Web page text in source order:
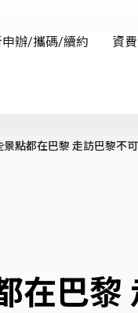
景點都在巴黎 走訪巴黎不
在巴黎